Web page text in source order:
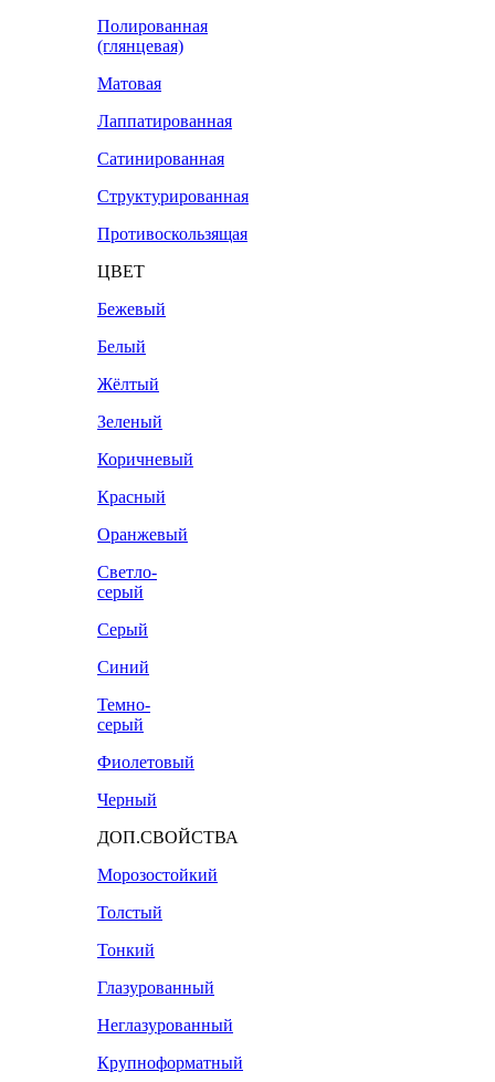
Полированная
(глянцевая)
Матовая
Лаппатированная
Сатинированная
Структурированная
Противоскользящая
ЦВЕТ
Бежевый
Белый
Жёлтый
Зеленый
Коричневый
Красный
Оранжевый
Светло-
серый
Серый
Синий
Темно-
серый
Фиолетовый
Черный
ДОП.СВОЙСТВА
Морозостойкий
Толстый
Тонкий
Глазурованный
Неглазурованный
Крупноформатный